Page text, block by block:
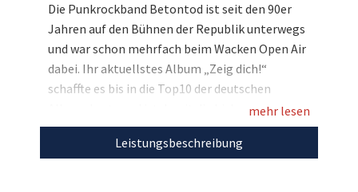
Die Punkrockband Betontod ist seit den 90er
Jahren auf den Bühnen der Republik unterwegs
und war schon mehrfach beim Wacken Open Air
dabei. Ihr aktuellstes Album „Zeig dich!“
schaffte es bis in die Top10 der deutschen
erfolgreichste Platte der Band. Im November
starten Betontod ihre neue Tour zum Album –
mehr lesen
Leistungsbeschreibung